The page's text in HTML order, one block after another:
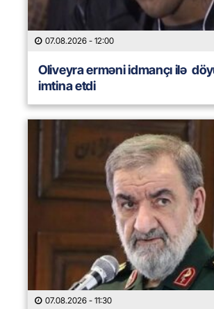
07.08.2026 - 12:00
Oliveyra erməni idmançı ilə
imtina etdi
07.08.2026 - 11:30